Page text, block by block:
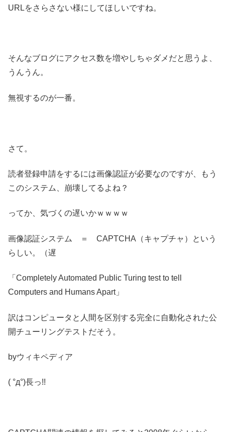
URLをさらさない様にしてほしいですね。
そんなブログにアクセス数を増やしちゃダメだと思うよ、
うんうん。
無視するのが一番。
さて。
読者登録申請をするには画像認証が必要なのですが、もう
このシステム、崩壊してるよね？
ってか、気づくの遅いかｗｗｗｗ
画像認証システム ＝ CAPTCHA（キャプチャ）という
らしい。（遅
「Completely Automated Public Turing test to tell
Computers and Humans Apart」
訳はコンピュータと人間を区別する完全に自動化された公
開チューリングテストだそう。
byウィキペディア
( °д°)長っ!!